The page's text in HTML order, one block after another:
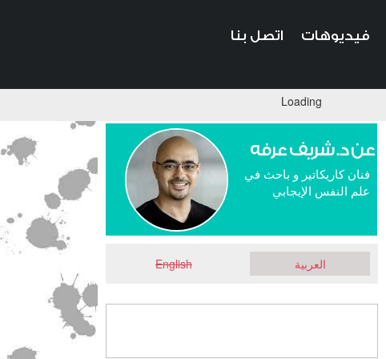
فيديوهات اتصل بنا
Loading
عن د. شريف عرفه
فنان كاريكاتير و باحث في
علم النفس الإيجابي
العربية English